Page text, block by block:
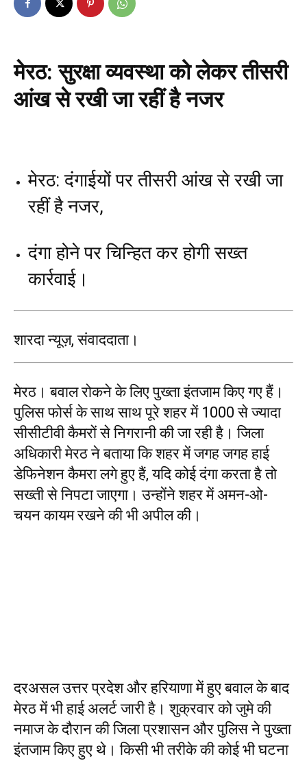
मेरठ: सुरक्षा व्यवस्था को लेकर तीसरी
आंख से रखी जा रहीं है नजर
मेरठ: दंगाईयों पर तीसरी आंख से रखी जा
रहीं है नजर,
दंगा होने पर चिन्हित कर होगी सख्त
कार्रवाई।
शारदा न्यूज़, संवाददाता।
मेरठ। बवाल रोकने के लिए पुख्ता इंतजाम किए गए हैं।
पुलिस फोर्स के साथ साथ पूरे शहर में 1000 से ज्यादा
सीसीटीवी कैमरों से निगरानी की जा रही है। जिला
अधिकारी मेरठ ने बताया कि शहर में जगह जगह हाई
डेफिनेशन कैमरा लगे हुए हैं, यदि कोई दंगा करता है तो
सख्ती से निपटा जाएगा। उन्होंने शहर में अमन-ओ-
चयन कायम रखने की भी अपील की।
दरअसल उत्तर प्रदेश और हरियाणा में हुए बवाल के बाद
मेरठ में भी हाई अलर्ट जारी है। शुक्रवार को जुमे की
नमाज के दौरान की जिला प्रशासन और पुलिस ने पुख्ता
इंतजाम किए हुए थे। किसी भी तरीके की कोई भी घटना